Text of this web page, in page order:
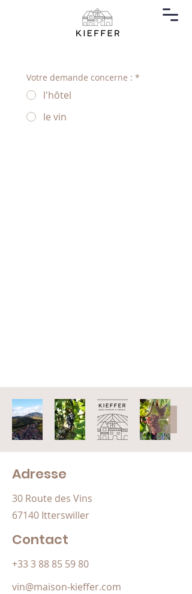
Votre demande concerne : *
l'hôtel
le vin
Adresse
30 Route des Vins
67140 Itterswiller
Contact
+33 3 88 85 59 80
vin@maison-kieffer.com